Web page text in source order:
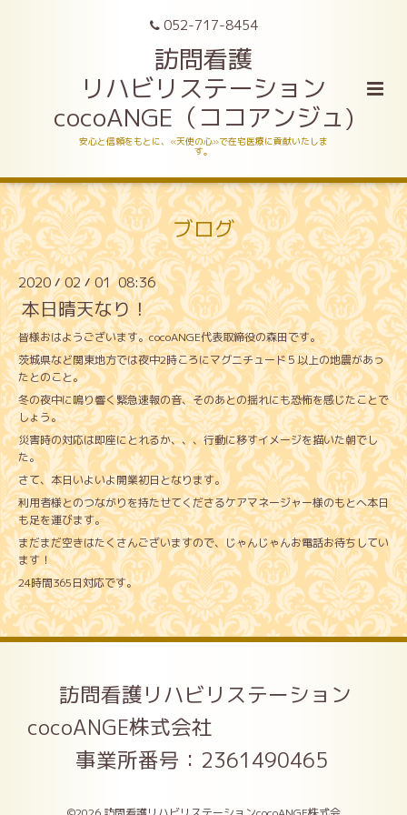
052-717-8454
訪問看護
リハビリステーション
cocoANGE（ココアンジュ)
安心と信頼をもとに、«天使の心»で在宅医療に貢献いたしま
す。
ブログ
2020/02/01 08:36
本日晴天なり！
皆様おはようございます。cocoANGE代表取締役の森田です。
茨城県など関東地方では夜中2時ころにマグニチュード５以上の地震があっ
たとのこと。
冬の夜中に鳴り響く緊急速報の音、そのあとの揺れにも恐怖を感じたことで
しょう。
災害時の対応は即座にとれるか、、、行動に移すイメージを描いた朝でし
た。
さて、本日いよいよ開業初日となります。
利用者様とのつながりを持たせてくださるケアマネージャー様のもとへ本日
も足を運びます。
まだまだ空きはたくさんございますので、じゃんじゃんお電話お待ちしてい
ます！
24時間365日対応です。
訪問看護リハビリステーション
cocoANGE株式会社
事業所番号：2361490465